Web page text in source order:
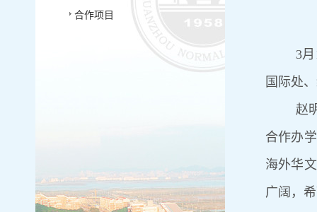
合作项目
3
国际处
赵
合作办
海外华
广阔，